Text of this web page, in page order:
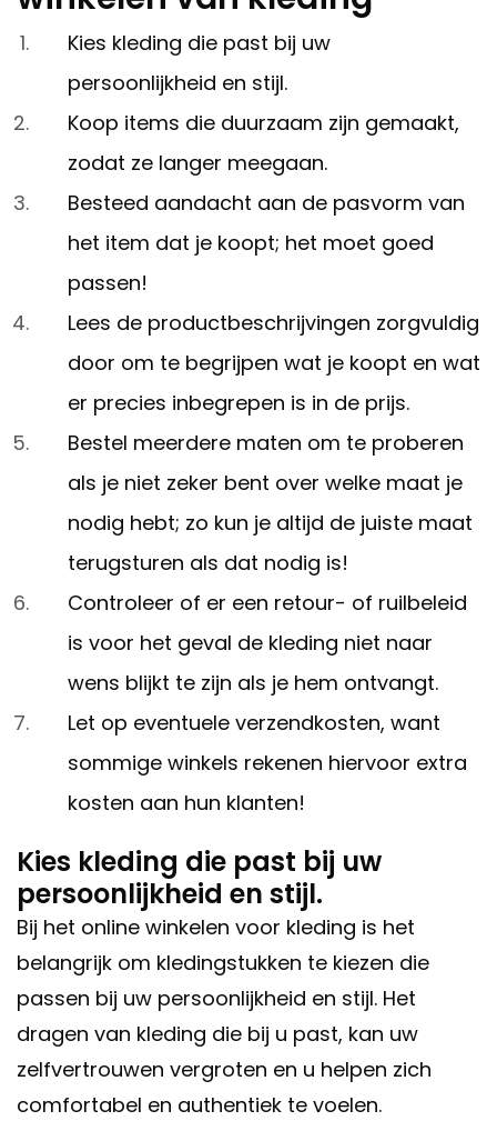
Kies kleding die past bij uw
persoonlijkheid en stijl.
Koop items die duurzaam zijn gemaakt,
zodat ze langer meegaan.
Besteed aandacht aan de pasvorm van
het item dat je koopt; het moet goed
passen!
Lees de productbeschrijvingen zorgvuldig
door om te begrijpen wat je koopt en wat
er precies inbegrepen is in de prijs.
Bestel meerdere maten om te proberen
als je niet zeker bent over welke maat je
nodig hebt; zo kun je altijd de juiste maat
terugsturen als dat nodig is!
Controleer of er een retour- of ruilbeleid
is voor het geval de kleding niet naar
wens blijkt te zijn als je hem ontvangt.
Let op eventuele verzendkosten, want
sommige winkels rekenen hiervoor extra
kosten aan hun klanten!
Kies kleding die past bij uw
persoonlijkheid en stijl.
Bij het online winkelen voor kleding is het
belangrijk om kledingstukken te kiezen die
passen bij uw persoonlijkheid en stijl. Het
dragen van kleding die bij u past, kan uw
zelfvertrouwen vergroten en u helpen zich
comfortabel en authentiek te voelen.